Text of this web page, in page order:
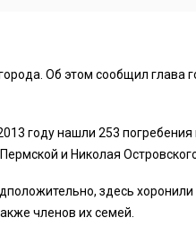
Об этом сообщил глава
году нашли 253 погребения
и Николая
здесь
членов их семей.